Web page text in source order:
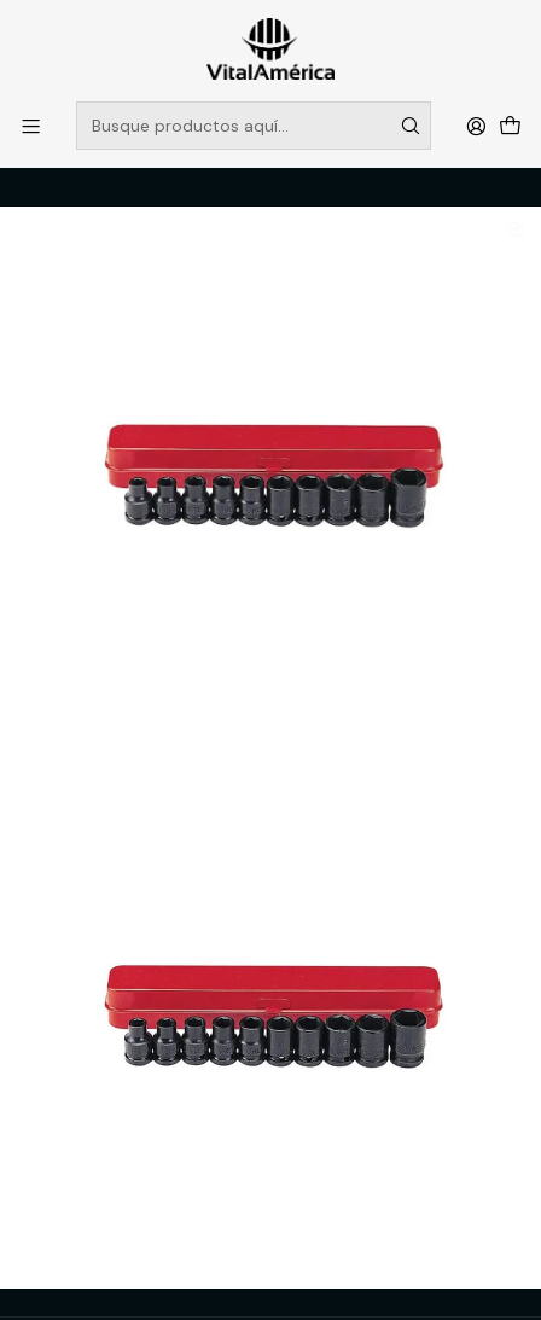
POR SISTEMA FRONTAL SOLO RETIROS EN TIENDA, DESDE
MUCHAS GRACIAS +569 5956 2237
Leer más
Inicio Catálogo FERRETERIA
HERRAMIENTAS MANUALES
JGO. DADOS IMPACTO 1/2 DE 11 A 24 MM. (4109)